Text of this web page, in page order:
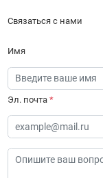
Связаться с нами
Имя
Эл. почта *